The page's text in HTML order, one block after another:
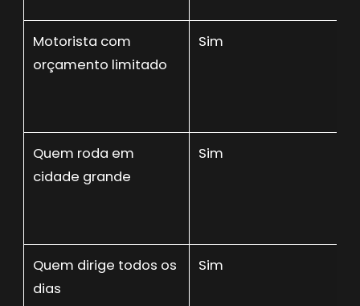
Motorista com
orçamento limitado
Sim
Quem roda em
cidade grande
Sim
Quem dirige todos os
dias
Sim